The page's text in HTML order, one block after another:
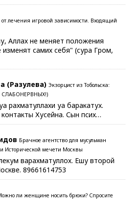
лечения игровой зависимости. Входящий
Аллах не меняет положения
самих себя" (сура Гром,
(Разулева) Экзорцист из Тобольска:
СЛАБОНЕРВНЫХ!)
рахматуллахи уа баракатух.
Хусейна. Сын псих…
Брачное агентство для мусульман
Исторической мечети Москвы
варахматуллох. Ешу второй
89661614753
ли женщине носить брюки? Спросите